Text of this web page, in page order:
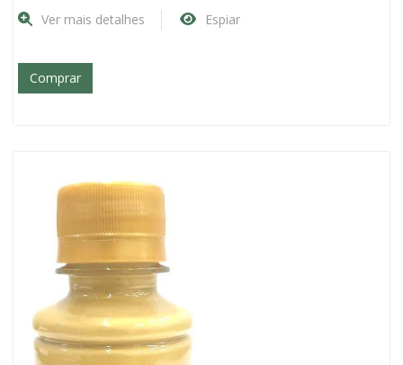
Ver mais detalhes Espiar
Comprar